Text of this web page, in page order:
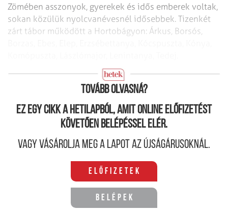
Zömében asszonyok, gyerekek és idős emberek voltak,
sokan közülük nyolcvanévesnél idősebbek. Tizenkét
zárt tábor működött a Hortobágyon: Árkus, Borsós,
A Kováts család hogy lett a rendszer ellensége?
Tovább olvasná?
Ez egy cikk a hetilapból, amit online előfizetést
követően belépéssel elér.
Vagy vásárolja meg a lapot az újságárusoknál.
Előfizetek
Belépek